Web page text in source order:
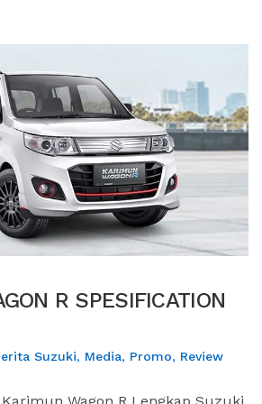
R SPESIFICATION
Suzuki, Media, Promo, Review